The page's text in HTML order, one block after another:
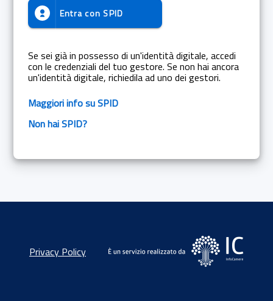
Entra con SPID
Se sei già in possesso di un'identità digitale, accedi
con le credenziali del tuo gestore. Se non hai ancora
un'identità digitale, richiedila ad uno dei gestori.
Maggiori info su SPID
Non hai SPID?
Privacy Policy